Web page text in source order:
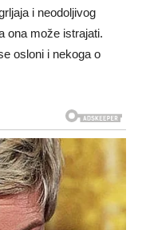
i neodoljivog
ona može istrajati.
osloni i nekoga o